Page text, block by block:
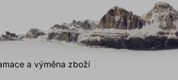
a výměna zboží